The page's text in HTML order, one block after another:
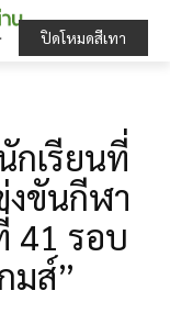
กเรียนที่
งขันกีฬา
41 รอบ
มส์”
ปิดโหมดสีเทา